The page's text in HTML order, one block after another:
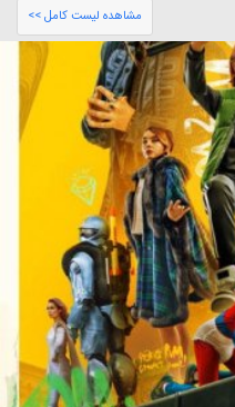
مشاهده لیست کامل >>